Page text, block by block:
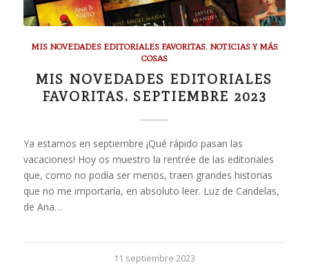
MIS NOVEDADES EDITORIALES FAVORITAS, NOTICIAS Y MÁS
COSAS
MIS NOVEDADES EDITORIALES
FAVORITAS. SEPTIEMBRE 2023
Ya estamos en septiembre ¡Qué rápido pasan las
vacaciones! Hoy os muestro la rentrée de las editoriales
que, como no podía ser menos, traen grandes historias
que no me importaría, en absoluto leer. Luz de Candelas,
de Ana…
11 septiembre 2023